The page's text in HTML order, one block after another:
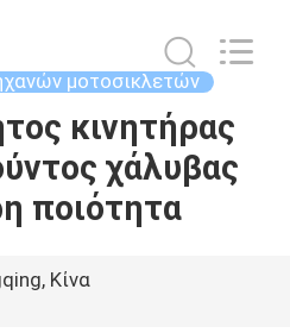
μοτοσικλετών
κινητήρας
χάλυβας
ποιότητα
Κίνα